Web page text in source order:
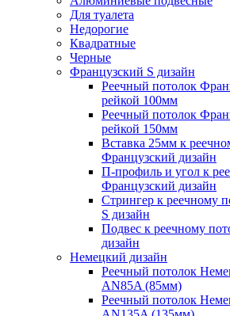
Для туалета
Недорогие
Квадратные
Черные
Французский S дизайн
Реечный потолок
рейкой 100мм
Реечный потолок
рейкой 150мм
Вставка 25мм к
Французский дизайн
П-профиль и угол к
Французский дизайн
Стрингер к реечному
S дизайн
Подвес к реечному
дизайн
Немецкий дизайн
Реечный потолок
AN85A (85мм)
Реечный потолок